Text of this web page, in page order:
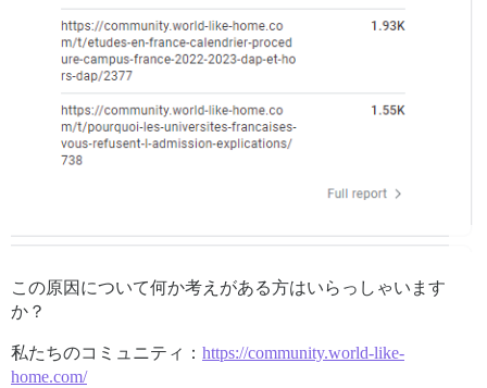
この原因について何か考えがある方はいらっしゃいます
か？
私たちのコミュニティ： https://community.world-like-
home.com/